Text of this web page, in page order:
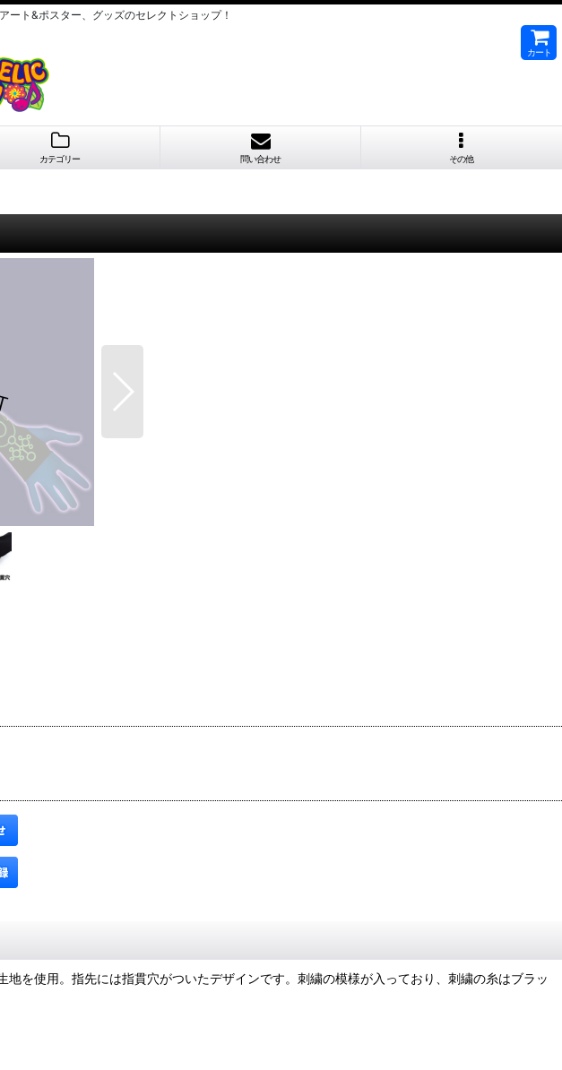
ト&ポスター、グッズのセレクトショップ！
カート
カテゴリー 問い合わせ その他
を使用。指先には指貫穴がついたデザインです。刺繍の模様が入っており、刺繍の糸はブラッ